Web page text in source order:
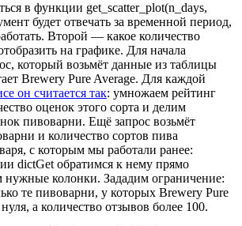
в функции get_scatter_plot(n_days,
будет отвечать за временной период,
Второй — какое количество
на графике. Для начала
который возьмёт данные из таблицы
Brewery Pure Average. Для каждой
он считается так: умножаем рейтинг
оценок этого сорта и делим
пивоварни. Ещё запрос возьмёт
и количество сортов пива
с которым мы работали ранее:
dictGet обратимся к нему прямо
нужные колонки. Зададим ограничение:
те пивоварни, у которых Brewery Pure
а количество отзывов более 100.